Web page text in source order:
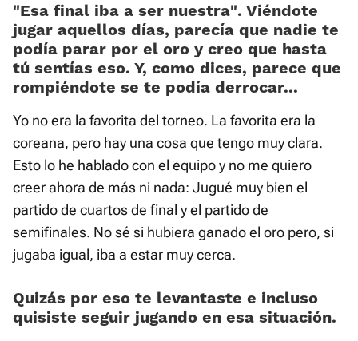
«Esa final iba a ser nuestra». Viéndote
jugar aquellos días, parecía que nadie te
podía parar por el oro y creo que hasta
tú sentías eso. Y, como dices, parece que
rompiéndote se te podía derrocar...
Yo no era la favorita del torneo. La favorita era la
coreana, pero hay una cosa que tengo muy clara.
Esto lo he hablado con el equipo y no me quiero
creer ahora de más ni nada: Jugué muy bien el
partido de cuartos de final y el partido de
semifinales. No sé si hubiera ganado el oro pero, si
jugaba igual, iba a estar muy cerca.
Quizás por eso te levantaste e incluso
quisiste seguir jugando en esa situación.